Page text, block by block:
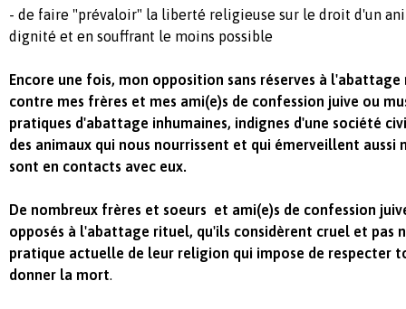
- de faire "prévaloir" la liberté religieuse sur le droit d'un
dignité et en souffrant le moins possible
Encore une fois, mon opposition sans réserves à
contre mes frères et mes ami(e)s de confession juive ou
pratiques d'abattage inhumaines, indignes d'une société
des animaux qui nous nourrissent et qui émerveillent aussi
sont en contacts avec eux.
De nombreux frères et soeurs et ami(e)s de confession
opposés à l'abattage rituel, qu'ils considèrent cruel et pas
pratique actuelle de leur religion qui impose de respecter
donner la mort.